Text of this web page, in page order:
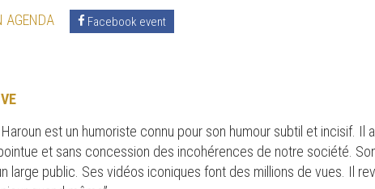
AGENDA Facebook event
est un humoriste connu pour son humour subtil et incisif. Il
et sans concession des incohérences de notre société.
large public. Ses vidéos iconiques font des millions de vues. Il